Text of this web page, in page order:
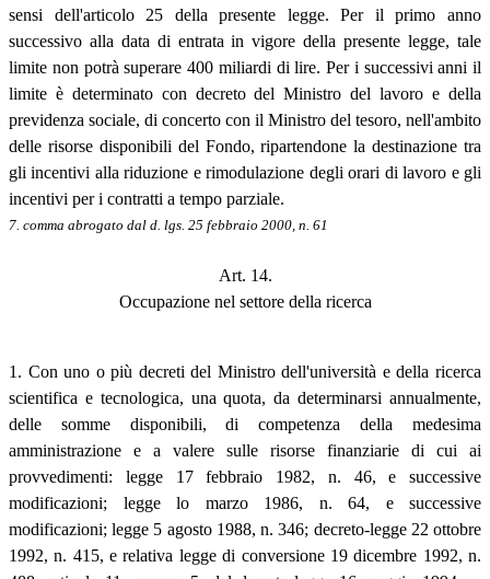
sensi dell'articolo 25 della presente legge. Per il primo anno
successivo alla data di entrata in vigore della presente legge, tale
limite non potrà superare 400 miliardi di lire. Per i successivi anni il
limite è determinato con decreto del Ministro del lavoro e della
previdenza sociale, di concerto con il Ministro del tesoro, nell'ambito
delle risorse disponibili del Fondo, ripartendone la destinazione tra
gli incentivi alla riduzione e rimodulazione degli orari di lavoro e gli
incentivi per i contratti a tempo parziale.
7. comma abrogato dal d. lgs. 25 febbraio 2000, n. 61
Art. 14.
Occupazione nel settore della ricerca
1. Con uno o più decreti del Ministro dell'università e della ricerca
scientifica e tecnologica, una quota, da determinarsi annualmente,
delle somme disponibili, di competenza della medesima
amministrazione e a valere sulle risorse finanziarie di cui ai
provvedimenti: legge 17 febbraio 1982, n. 46, e successive
modificazioni; legge lo marzo 1986, n. 64, e successive
modificazioni; legge 5 agosto 1988, n. 346; decreto-legge 22 ottobre
1992, n. 415, e relativa legge di conversione 19 dicembre 1992, n.